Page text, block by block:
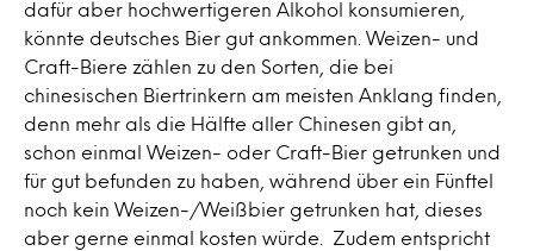
dafür aber hochwertigeren Alkohol konsumieren,
könnte deutsches Bier gut ankommen. Weizen- und
Craft-Biere zählen zu den Sorten, die bei
chinesischen Biertrinkern am meisten Anklang finden,
denn mehr als die Hälfte aller Chinesen gibt an,
schon einmal Weizen- oder Craft-Bier getrunken und
für gut befunden zu haben, während über ein Fünftel
noch kein Weizen-/Weißbier getrunken hat, dieses
aber gerne einmal kosten würde. Zudem entspricht